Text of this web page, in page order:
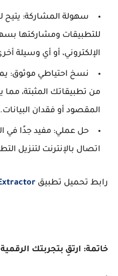
للتطبيقات ومشاركتها
الإلكتروني، أو أي وسيلة
نسخ احتياطي موثوق:
من تطبيقاتك المثبتة،
المقصود أو فقدان البيانات.
حل عملي: مفيد جدًا في
اتصال بالإنترنت لتنزيل
رابط تحميل تطبيق
خاتمة: ارتقِ بتجربتك